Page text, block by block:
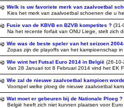
Welk is uw favoriete merk van zaalvoetbal
Kies het merk van zaalvoetbal schoenen die u
Fusie van de KBVB en BZVB kompetites ? (31-
Na het recente forfait van ONU Liege, stelt zich
Wie was de beste speler van het seizoen
Zopas zijn de playoffs van het kampioenschap in
Wie wint het Futsal Euro 2014 in België (26-
Van 28 Januari tot 8 Februari 2014 vind het EK
Wie zal de nieuwe zaalvoetbal kampioen
Voorspel welke ploeg de nieuwe zaalvoetbal
Wat moet er gebeuren bij de Nationale Ploeg ?
België heeft zich niet kunnen plaatsen voor Euro